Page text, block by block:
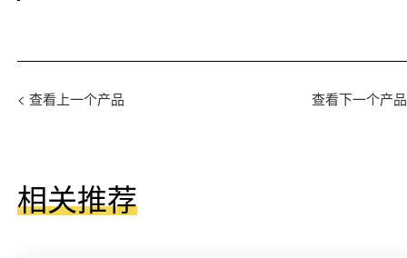
< 查看上一个产品 查看下一个产
相关推荐